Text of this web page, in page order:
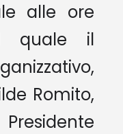
alle ore
quale il
Romito,